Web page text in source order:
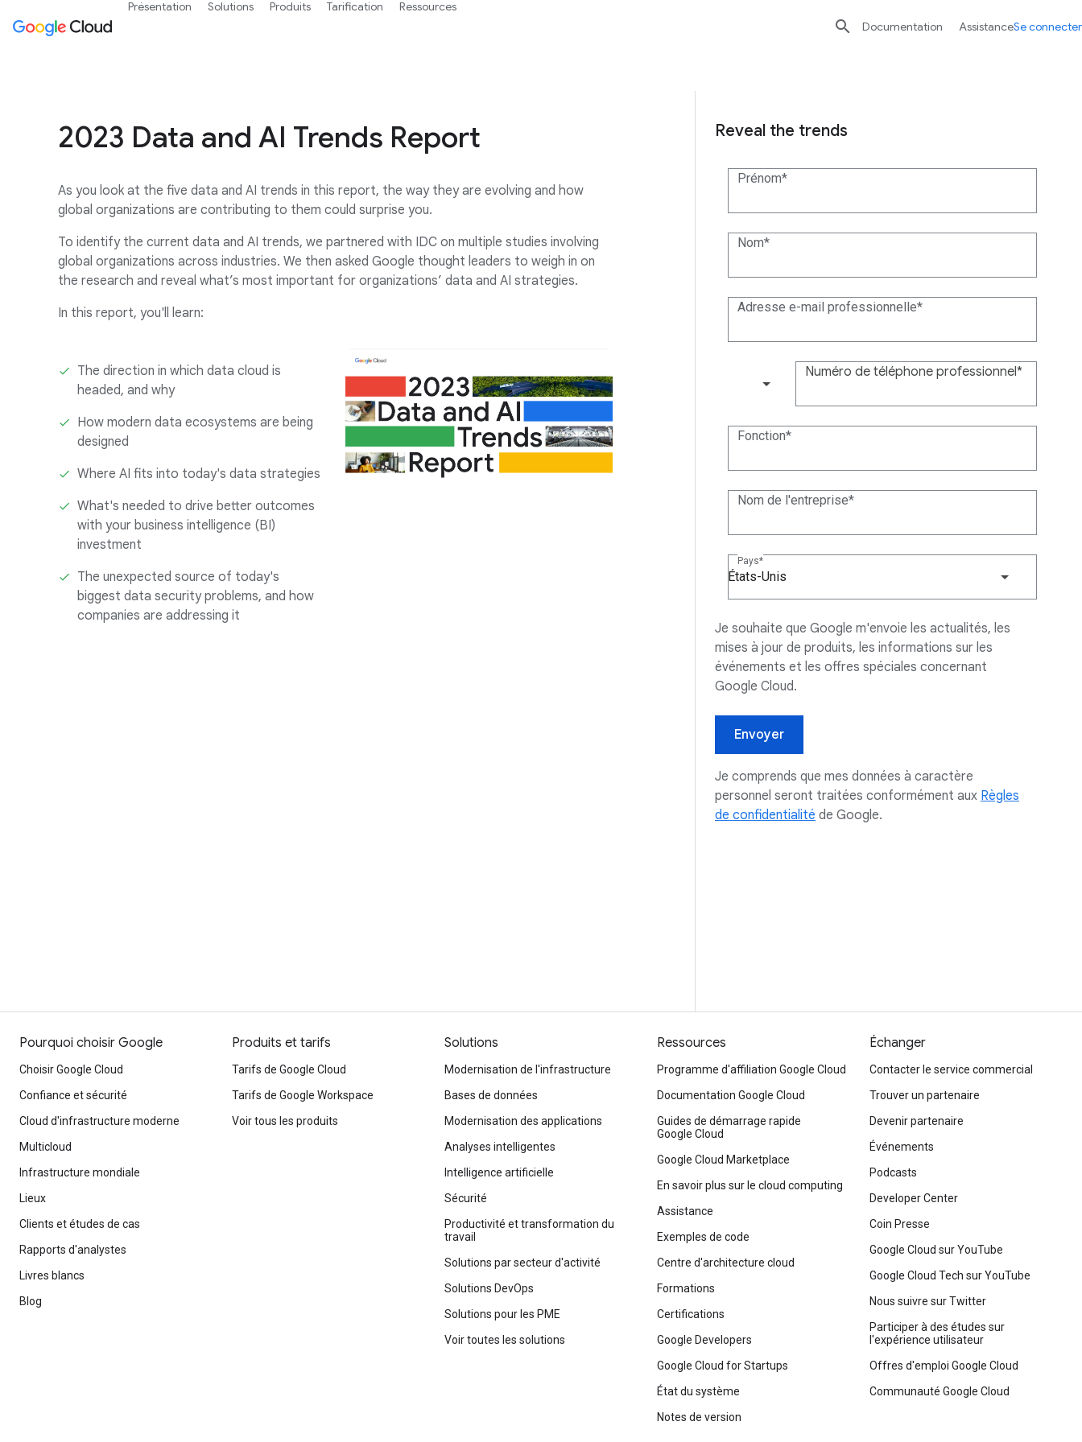
2023 Data and AI Trends Report Reveal the trends
Prénom
Nom
Adresse e-mail professionnelle
Numéro de téléphone professionnel
Fonction
Nom de l'entreprise
Pays
États-Unis
Je souhaite que Google m'envoie les actualités, les
mises à jour de produits, les informations sur les
événements et les offres spéciales concernant
Google Cloud.
Envoyer
Je comprends que mes données à caractère
personnel seront traitées conformément aux Règles
de confidentialité de Google.
As you look at the five data and AI trends in this report, the way they are evolving and how
global organizations are contributing to them could surprise you.
To identify the current data and AI trends, we partnered with IDC on multiple studies involving
global organizations across industries. We then asked Google thought leaders to weigh in on
the research and reveal what’s most important for organizations’ data and AI strategies.
In this report, you'll learn:
The direction in which data cloud is
headed, and why
How modern data ecosystems are being
designed
Where AI fits into today's data strategies
What's needed to drive better outcomes
with your business intelligence (BI)
investment
The unexpected source of today's
biggest data security problems, and how
companies are addressing it
Présentation Solutions Produits Tarification Ressources
 Documentation AssistanceSe connecter
Pourquoi choisir Google
Choisir Google Cloud
Confiance et sécurité
Cloud d'infrastructure moderne
Multicloud
Infrastructure mondiale
Lieux
Clients et études de cas
Rapports d'analystes
Livres blancs
Blog
Produits et tarifs
Tarifs de Google Cloud
Tarifs de Google Workspace
Voir tous les produits
Solutions
Modernisation de l'infrastructure
Bases de données
Modernisation des applications
Analyses intelligentes
Intelligence artificielle
Sécurité
Productivité et transformation du
travail
Solutions par secteur d'activité
Solutions DevOps
Solutions pour les PME
Voir toutes les solutions
Ressources
Programme d'affiliation Google Cloud
Documentation Google Cloud
Guides de démarrage rapide
Google Cloud
Google Cloud Marketplace
En savoir plus sur le cloud computing
Assistance
Exemples de code
Centre d'architecture cloud
Formations
Certifications
Google Developers
Google Cloud for Startups
État du système
Notes de version
Échanger
Contacter le service commercial
Trouver un partenaire
Devenir partenaire
Événements
Podcasts
Developer Center
Coin Presse
Google Cloud sur YouTube
Google Cloud Tech sur YouTube
Nous suivre sur Twitter
Participer à des études sur
l'expérience utilisateur
Offres d'emploi Google Cloud
Communauté Google Cloud